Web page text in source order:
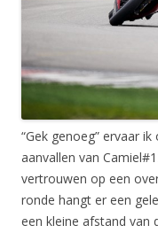
“Gek genoeg” ervaar
aanvallen van
vertrouwen op een
ronde hangt er een
een kleine afstand van